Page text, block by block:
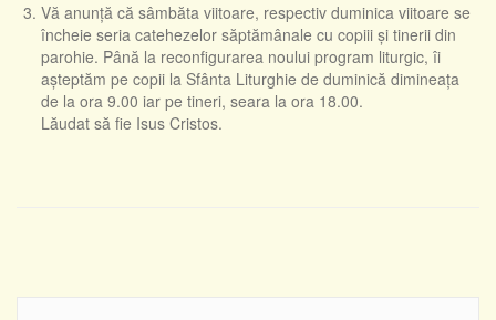
Vă anunță că sâmbăta viitoare, respectiv duminica viitoare se
încheie seria catehezelor săptămânale cu copiii și tinerii din
parohie. Până la reconfigurarea noului program liturgic, îi
așteptăm pe copii la Sfânta Liturghie de duminică dimineața
de la ora 9.00 iar pe tineri, seara la ora 18.00.
Lăudat să fie Isus Cristos.